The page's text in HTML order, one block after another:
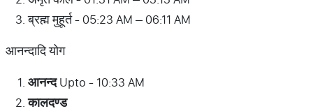
ब्रह्म मुहूर्त - 05:23 AM – 06:11 AM
आनन्दादि योग
आनन्दUpto - 10:33 AM
कालदण्ड